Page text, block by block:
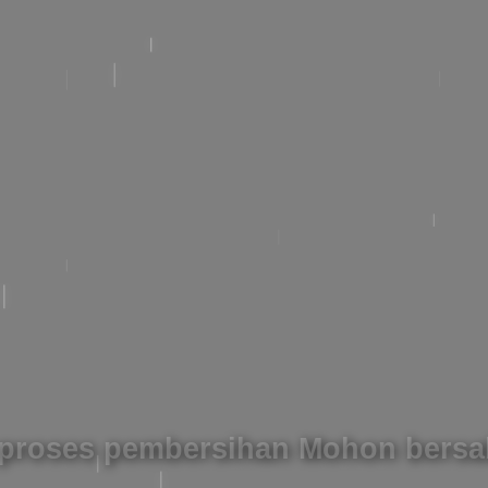
pembersihan Mohon